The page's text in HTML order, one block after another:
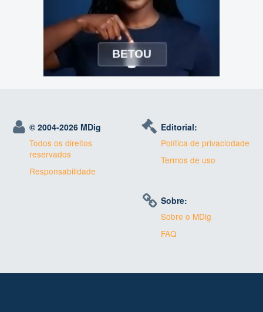
© 2004-2026 MDig
Todos os direitos
reservados
Responsabilidade
Editorial:
Política de privaciodade
Termos de uso
Sobre:
Sobre o MDig
FAQ